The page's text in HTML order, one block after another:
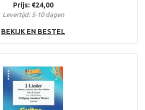
Prijs: €24,00
Levertijd: 5-10 dagen
BEKIJK EN BESTEL